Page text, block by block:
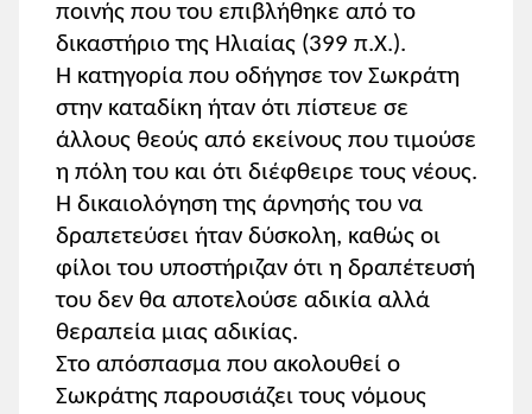
εκπαιδευτικών σεναρίων «Πρωτέας»:
1. Λεξιλόγιο - Ετυμολογικά.
Με αφορμή τα κείμενα (της
ενότητας και το παράλληλο), οι
εκπαιδευτικοί μπορούν να εστιάσουν
στον εμπλουτισμό του λεξιλογίου των
μαθητών/τριών, αξιοποιώντας κυρίως
λέξεις που έχουν σχέση με τις έννοιες
του νόμου και του δικαίου (νόμους,
δίκην κτλ.). Η παραγωγή, η σύνθεση και
η αναζήτηση ετυμολογικά συγγενών
λέξεων ενδείκνυνται στην περίπτωση
ποινής που του επιβλήθηκε από το
δικαστήριο της Ηλιαίας (399 π.Χ.).
Η κατηγορία που οδήγησε τον Σωκράτη
στην καταδίκη ήταν ότι πίστευε σε
άλλους θεούς από εκείνους που τιμούσε
η πόλη του και ότι διέφθειρε τους νέους.
Η δικαιολόγηση της άρνησής του να
δραπετεύσει ήταν δύσκολη, καθώς οι
φίλοι του υποστήριζαν ότι η δραπέτευσή
του δεν θα αποτελούσε αδικία αλλά
θεραπεία μιας αδικίας.
Στο απόσπασμα που ακολουθεί ο
Σωκράτης παρουσιάζει τους νόμους